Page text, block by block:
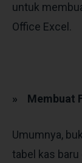
untuk
Office Excel.
» Membuat
Umumnya,
tabel kas baru